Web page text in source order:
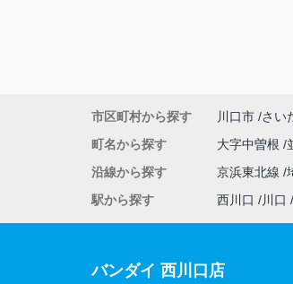
市区町村から探す 川口市 さい
町名から探す
大字中曽根
沿線から探す
京浜東北線
駅から探す
西川口 川口
バンダイ 西川口店